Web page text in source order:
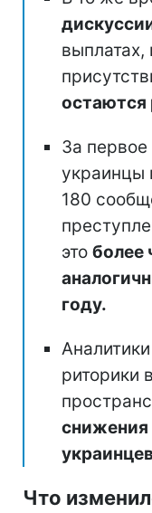
выплатах,
остаются
За первое
украинцы
180
это более
году.
риторики
снижения
Что